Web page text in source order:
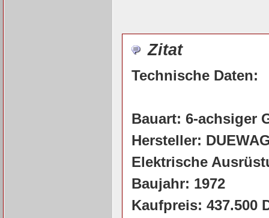
Zitat
Technische Daten:
Bauart: 6-
Hersteller:
Elektrische
Baujahr: 1972
Kaufpreis: 437.500